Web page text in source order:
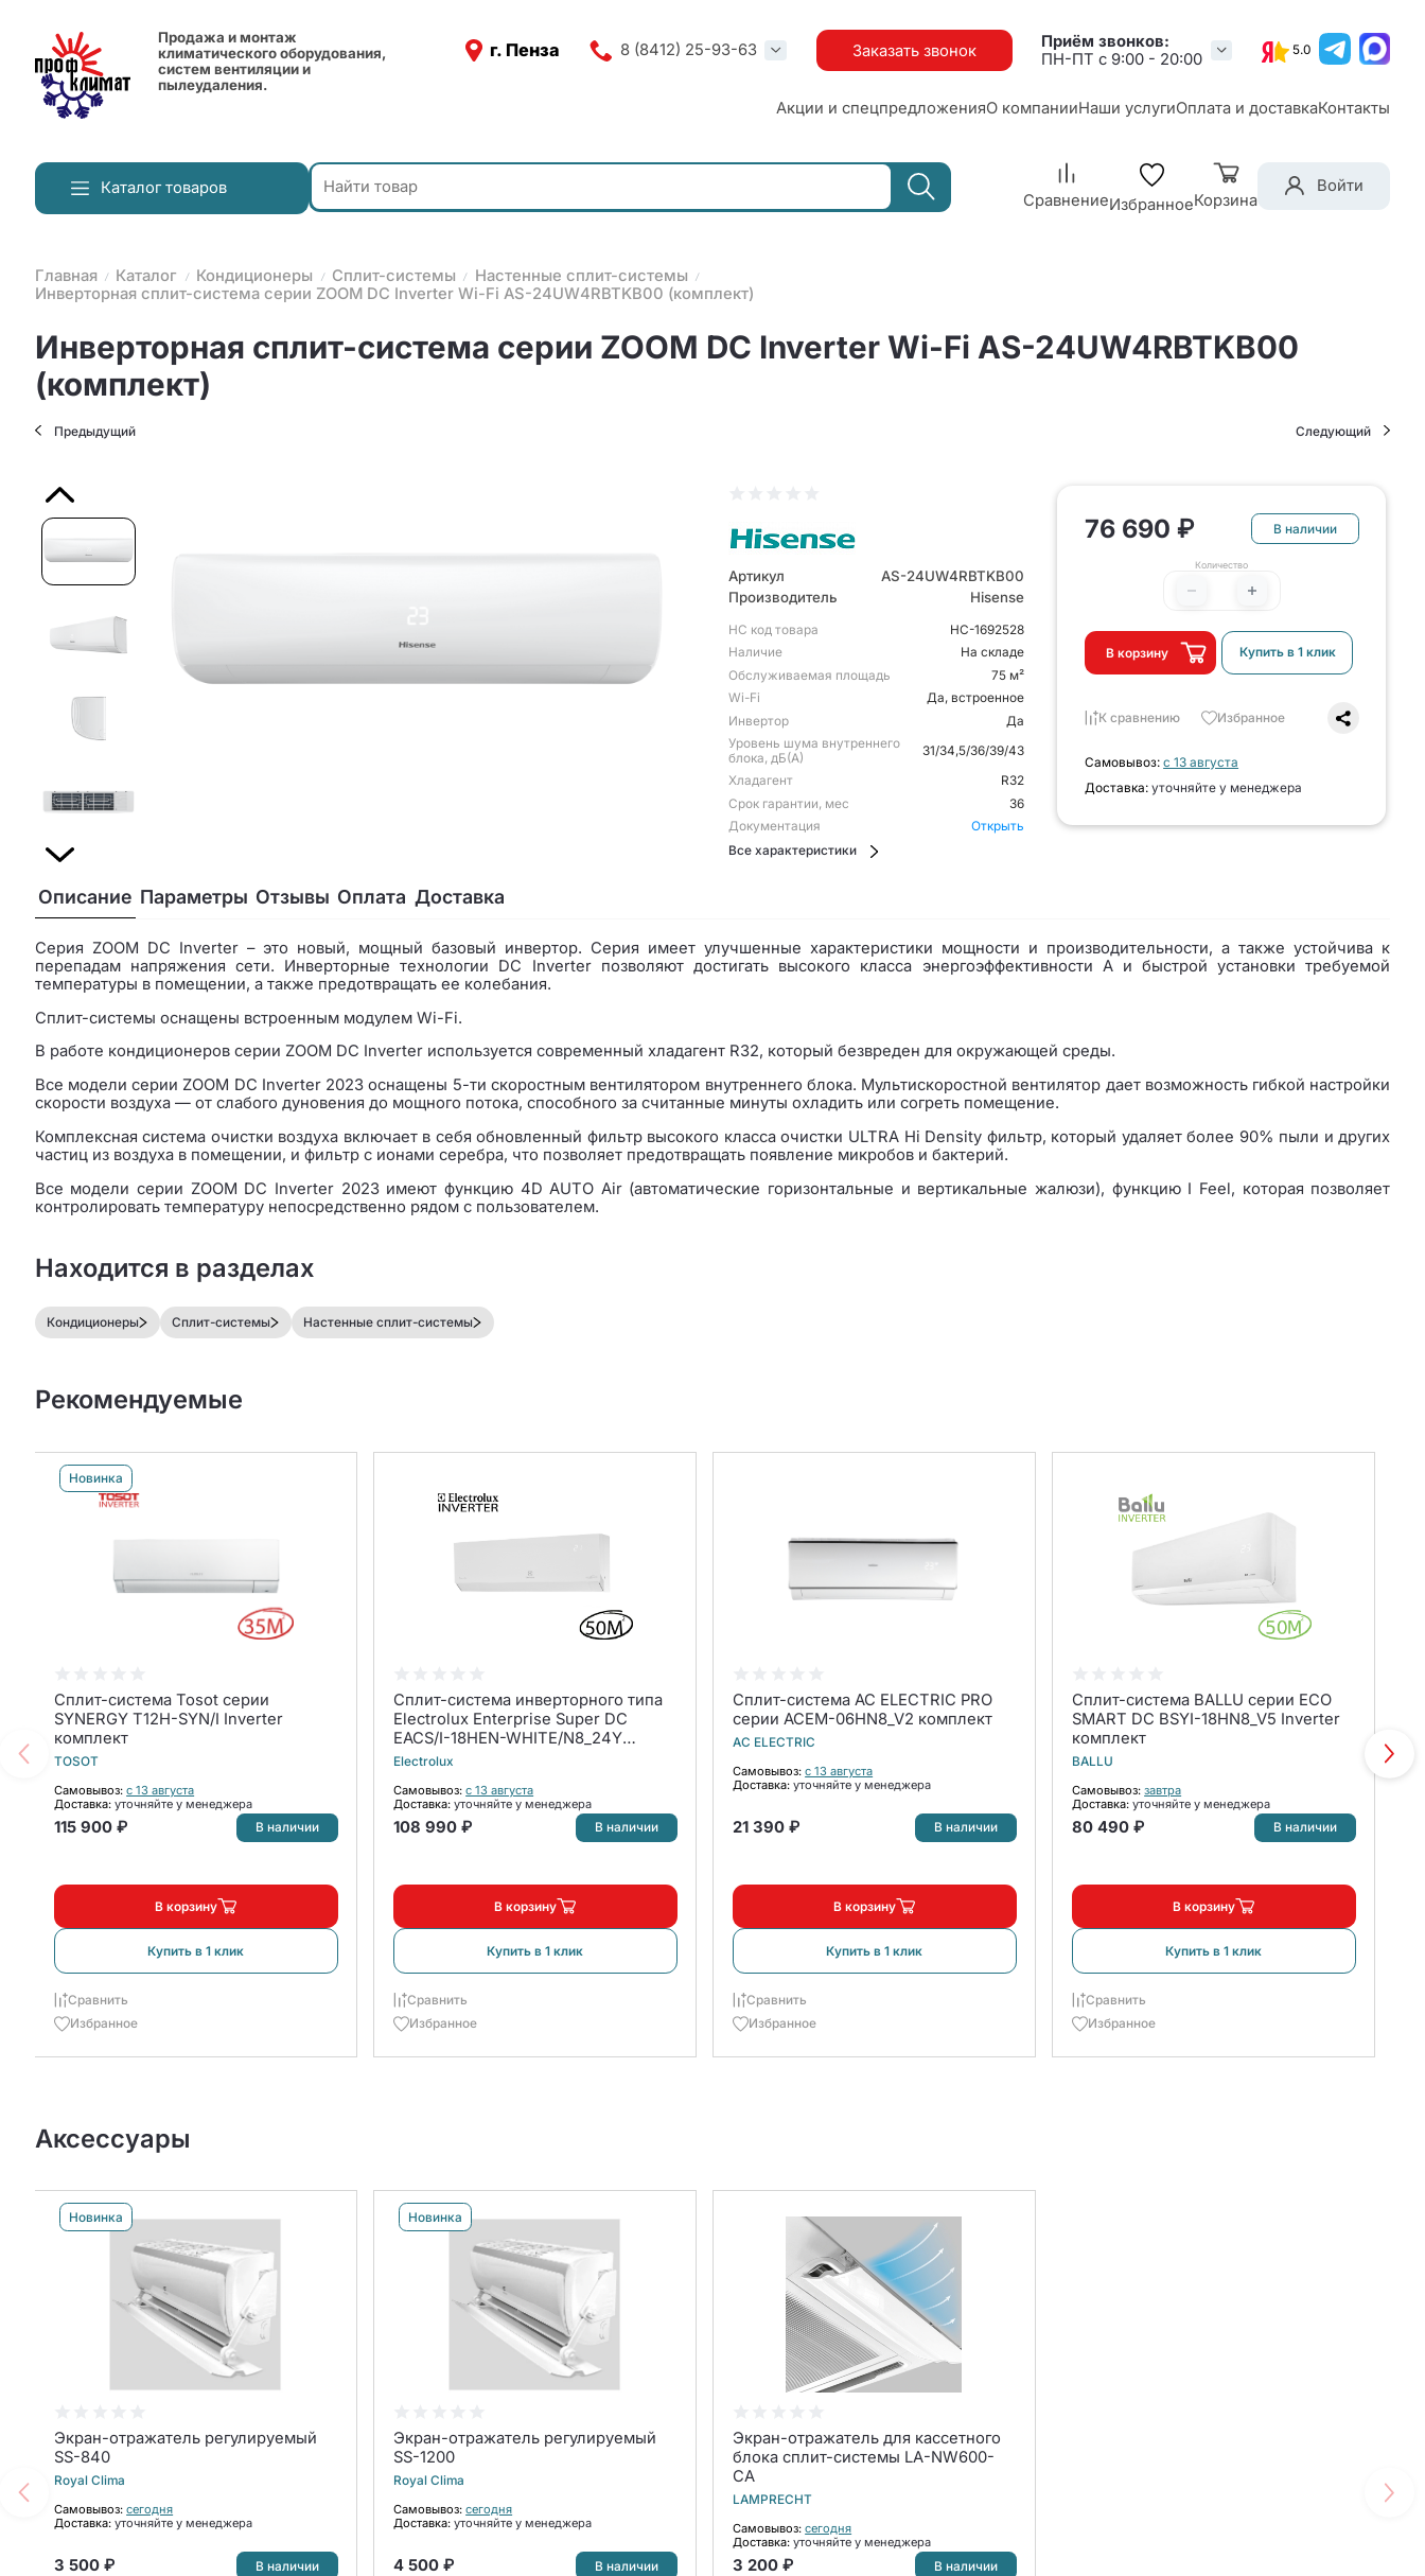
Продажа и монтаж
климатического оборудования,
систем вентиляции и
пылеудаления.
г. Пенза 8 (8412) 25-93-63 Заказать звонок
Приём звонков:
ПН-ПТ с 9:00 - 20:00
5.0
Акции и спецпредложенияО компанииНаши услугиОплата и доставкаКонтакты
Каталог товаров
СравнениеИзбранноеКорзина
Войти
Главная Каталог Кондиционеры Сплит-системы
Настенные сплит-системы
Инверторная сплит-система серии ZOOM DC Inverter Wi-Fi AS-24UW4RBTKB00 (комплект)
Инверторная сплит-система серии ZOOM DC Inverter Wi-Fi AS-24UW4RBTKB00
(комплект)
Предыдущий Следующий
Артикул
AS-24UW4RBTKB00
Производитель
Hisense
НС код товара
НС-1692528
Наличие
На складе
Обслуживаемая площадь
75 м²
Wi-Fi
Да, встроенное
Инвертор
Да
Уровень шума внутреннего
блока, дБ(А)
31/34,5/36/39/43
Хладагент
R32
Срок гарантии, мес
36
Документация
Открыть
Все характеристики
76 690 ₽ В наличии
Количество
В корзину Купить в 1 клик
К сравнению Избранное
Самовывоз: с 13 августа
Доставка: уточняйте у менеджера
Описание Параметры Отзывы Оплата Доставка
Серия ZOOM DC Inverter – это новый, мощный базовый инвертор. Серия имеет улучшенные характеристики мощности и производительности, а также устойчива к
перепадам напряжения сети. Инверторные технологии DC Inverter позволяют достигать высокого класса энергоэффективности А и быстрой установки требуемой
температуры в помещении, а также предотвращать ее колебания.
Сплит-системы оснащены встроенным модулем Wi-Fi.
В работе кондиционеров серии ZOOM DC Inverter используется современный хладагент R32, который безвреден для окружающей среды.
Все модели серии ZOOM DC Inverter 2023 оснащены 5-ти скоростным вентилятором внутреннего блока. Мультискоростной вентилятор дает возможность гибкой настройки
скорости воздуха — от слабого дуновения до мощного потока, способного за считанные минуты охладить или согреть помещение.
Комплексная система очистки воздуха включает в себя обновленный фильтр высокого класса очистки ULTRA Hi Density фильтр, который удаляет более 90% пыли и других
частиц из воздуха в помещении, и фильтр с ионами серебра, что позволяет предотвращать появление микробов и бактерий.
Все модели серии ZOOM DC Inverter 2023 имеют функцию 4D AUTO Air (автоматические горизонтальные и вертикальные жалюзи), функцию I Feel, которая позволяет
контролировать температуру непосредственно рядом с пользователем.
Находится в разделах
Кондиционеры Сплит-системы Настенные сплит-системы
Рекомендуемые
Новинка
Сплит-система Tosot серии
SYNERGY T12H-SYN/I Inverter
комплект
TOSOT
Самовывоз: с 13 августа
Доставка: уточняйте у менеджера
115 900 ₽ В наличии
В корзину
Купить в 1 клик
Сравнить
Избранное
Сплит-система инверторного типа
Electrolux Enterprise Super DC
EACS/I-18HEN-WHITE/N8_24Y
комплект
Electrolux
Самовывоз: с 13 августа
Доставка: уточняйте у менеджера
108 990 ₽ В наличии
В корзину
Купить в 1 клик
Сравнить
Избранное
Сплит-система AC ELECTRIC PRO
серии ACEM-06HN8_V2 комплект
AC ELECTRIC
Самовывоз: с 13 августа
Доставка: уточняйте у менеджера
21 390 ₽ В наличии
В корзину
Купить в 1 клик
Сравнить
Избранное
Сплит-система BALLU серии ECO
SMART DC BSYI-18HN8_V5 Inverter
комплект
BALLU
Самовывоз: завтра
Доставка: уточняйте у менеджера
80 490 ₽ В наличии
В корзину
Купить в 1 клик
Сравнить
Избранное
Аксессуары
Новинка
Экран-отражатель регулируемый
SS-840
Royal Clima
Самовывоз: сегодня
Доставка: уточняйте у менеджера
3 500 ₽ В наличии
Новинка
Экран-отражатель регулируемый
SS-1200
Royal Clima
Самовывоз: сегодня
Доставка: уточняйте у менеджера
4 500 ₽ В наличии
Экран-отражатель для кассетного
блока сплит-системы LA-NW600-
CA
LAMPRECHT
Самовывоз: сегодня
Доставка: уточняйте у менеджера
3 200 ₽ В наличии